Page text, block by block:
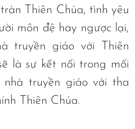
Thiên Chúa, tình yêu
môn đệ hay ngược lại,
truyền giáo với Thiên
là sự kết nối trong mối
nhà truyền giáo với tha
Thiên Chúa.